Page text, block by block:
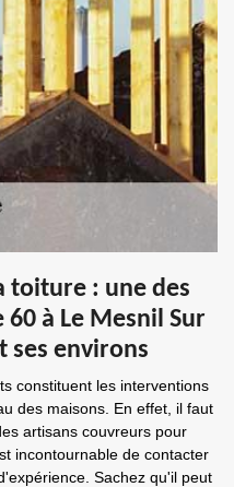
toiture : une des
à Le Mesnil Sur
ses environs
constituent les interventions
des maisons. En effet, il faut
artisans couvreurs pour
incontournable de contacter
Sachez qu'il peut